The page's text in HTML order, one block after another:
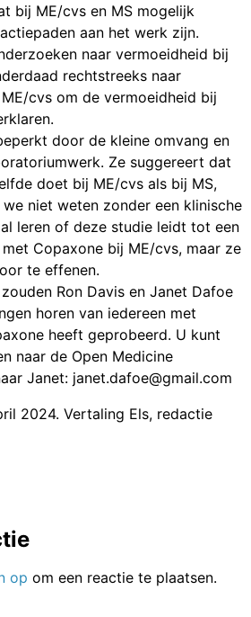
bij ME/cvs en MS mogelijk
aan het werk zijn.
naar vermoeidheid bij
rechtstreeks naar
cvs om de vermoeidheid bij
door de kleine omvang en
Ze suggereert dat
doet bij ME/cvs als bij MS,
niet weten zonder een klinische
leren of deze studie leidt tot een
Copaxone bij ME/cvs, maar ze
te effenen.
Ron Davis en Janet Dafoe
horen van iedereen met
heeft geprobeerd. U kunt
naar de Open Medicine
Janet: janet.dafoe@gmail.com
2024. Vertaling Els, redactie
op om een reactie te plaatsen.